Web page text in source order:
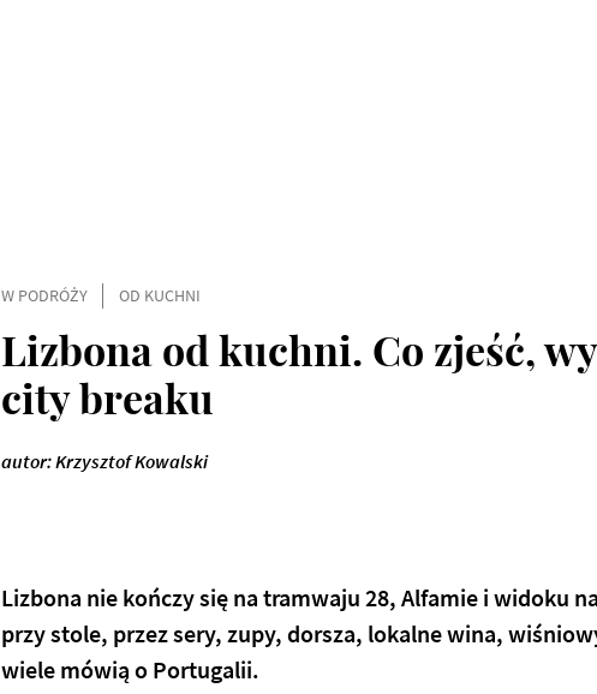
W PODRÓŻY OD KUCHNI
Lizbona od kuchni. Co zjeść,
city breaku
autor: Krzysztof Kowalski
Lizbona nie kończy się na tramwaju 28, Alfamie i widoku
przy stole, przez sery, zupy, dorsza, lokalne wina,
wiele mówią o Portugalii.